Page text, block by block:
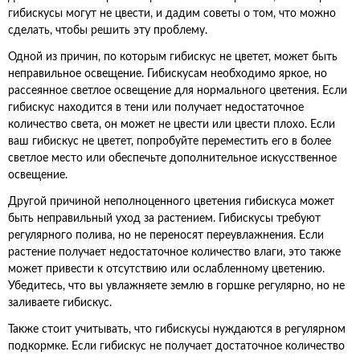
гибискусы могут не цвести, и дадим советы о том, что можно
сделать, чтобы решить эту проблему.
Одной из причин, по которым гибискус не цветет, может быть
неправильное освещение. Гибискусам необходимо яркое, но
рассеянное светлое освещение для нормального цветения. Если
гибискус находится в тени или получает недостаточное
количество света, он может не цвести или цвести плохо. Если
ваш гибискус не цветет, попробуйте переместить его в более
светлое место или обеспечьте дополнительное искусственное
освещение.
Другой причиной неполноценного цветения гибискуса может
быть неправильный уход за растением. Гибискусы требуют
регулярного полива, но не переносят переувлажнения. Если
растение получает недостаточное количество влаги, это также
может привести к отсутствию или ослабленному цветению.
Убедитесь, что вы увлажняете землю в горшке регулярно, но не
заливаете гибискус.
Также стоит учитывать, что гибискусы нуждаются в регулярном
подкормке. Если гибискус не получает достаточное количество